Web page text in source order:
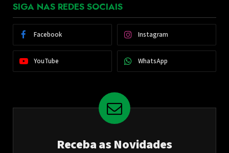
SIGA NAS REDES SOCIAIS
Facebook Instagram
YouTube WhatsApp
Receba as Novidades